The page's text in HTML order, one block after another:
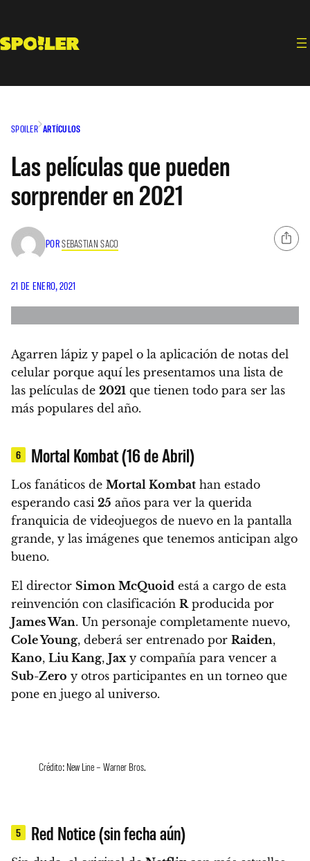
contenido
SPOILER ARTÍCULOS
Las películas que pueden
sorprender en 2021
PORSEBASTIAN SACO
21 DE ENERO, 2021
Agarren lápiz y papel o la aplicación de notas del
celular porque aquí les presentamos una lista de
las películas de 2021 que tienen todo para ser las
más populares del año.
6 Mortal Kombat (16 de Abril)
Los fanáticos de Mortal Kombat han estado
esperando casi 25 años para ver la querida
franquicia de videojuegos de nuevo en la pantalla
grande, y las imágenes que tenemos anticipan algo
bueno.
El director Simon McQuoid está a cargo de esta
reinvención con clasificación Rproducida por
James Wan. Un personaje completamente nuevo,
Cole Young, deberá ser entrenado por Raiden,
Kano, Liu Kang, Jaxy compañía para vencer a
Sub-Zero y otros participantes en un torneo que
pone en juego al universo.
Crédito: New Line – Warner Bros.
5 Red Notice (sin fecha aún)